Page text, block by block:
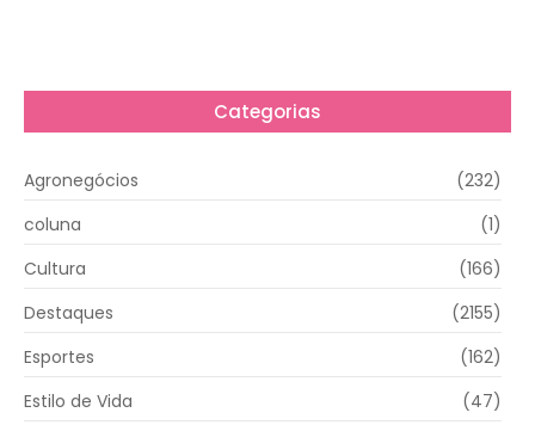
Categorias
Agronegócios
(232)
coluna
(1)
Cultura
(166)
Destaques
(2155)
Esportes
(162)
Estilo de Vida
(47)